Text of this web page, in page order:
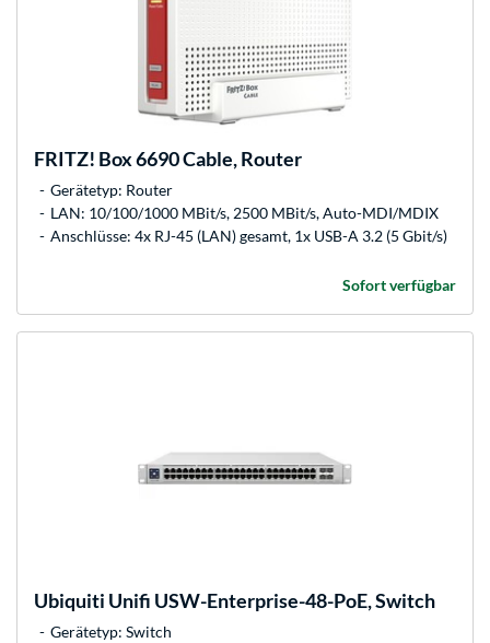
FRITZ! Box 6690 Cable, Router
Gerätetyp: Router
LAN: 10/100/1000 MBit/s, 2500 MBit/s, Auto-MDI/MDIX
Anschlüsse: 4x RJ-45 (LAN) gesamt, 1x USB-A 3.2 (5 Gbit/s)
Sofort verfügbar
Ubiquiti Unifi USW-Enterprise-48-PoE, Switch
Gerätetyp: Switch